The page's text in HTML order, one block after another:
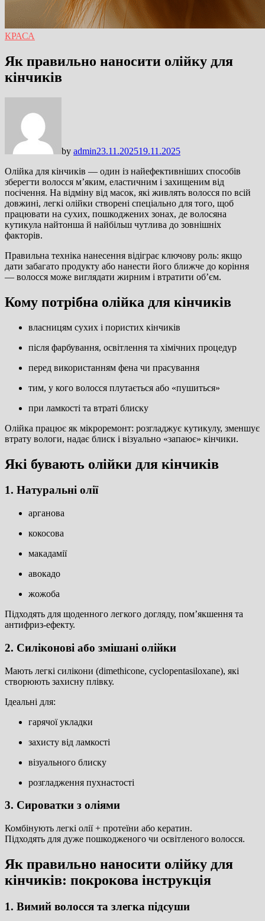
КРАСА
Як правильно наносити олійку для
кінчиків
by admin23.11.202519.11.2025
Олійка для кінчиків — один із найефективніших способів
зберегти волосся м’яким, еластичним і захищеним від
посічення. На відміну від масок, які живлять волосся по всій
довжині, легкі олійки створені спеціально для того, щоб
працювати на сухих, пошкоджених зонах, де волосяна
кутикула найтонша й найбільш чутлива до зовнішніх
факторів.
Правильна техніка нанесення відіграє ключову роль: якщо
дати забагато продукту або нанести його ближче до коріння
— волосся може виглядати жирним і втратити об’єм.
Кому потрібна олійка для кінчиків
власницям сухих і пористих кінчиків
після фарбування, освітлення та хімічних процедур
перед використанням фена чи прасування
тим, у кого волосся плутається або «пушиться»
при ламкості та втраті блиску
Олійка працює як мікроремонт: розгладжує кутикулу, зменшує
втрату вологи, надає блиск і візуально «запаює» кінчики.
Які бувають олійки для кінчиків
1. Натуральні олії
арганова
кокосова
макадамії
авокадо
жожоба
Підходять для щоденного легкого догляду, пом’якшення та
антифриз-ефекту.
2. Силіконові або змішані олійки
Мають легкі силікони (dimethicone, cyclopentasiloxane), які
створюють захисну плівку.
Ідеальні для:
гарячої укладки
захисту від ламкості
візуального блиску
розгладження пухнастості
3. Сироватки з оліями
Комбінують легкі олії + протеїни або кератин.
Підходять для дуже пошкодженого чи освітленого волосся.
Як правильно наносити олійку для
кінчиків: покрокова інструкція
1. Вимий волосся та злегка підсуши